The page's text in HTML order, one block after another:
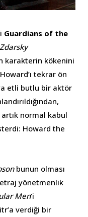
Guardians of the
karakterin kökenini
tekrar ön
etli butlu bir aktör
normal kabul
Howard the
bunun olması
yönetmenlik
Men’i
verdiği bir